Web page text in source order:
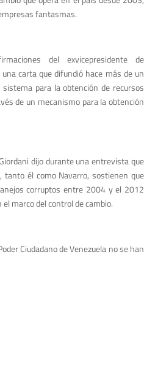
fantasmas.
del exvicepresidente de
carta que difundió hace más de un
para la obtención de recursos
de un mecanismo para la obtención
dijo durante una entrevista que
tanto él como Navarro, sostienen que
corruptos entre 2004 y el 2012
marco del control de cambio.
Ciudadano de Venezuela no se han